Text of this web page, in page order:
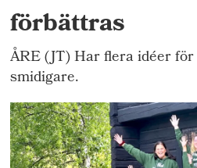
förbättras
ÅRE (JT) Har flera idéer
smidigare.